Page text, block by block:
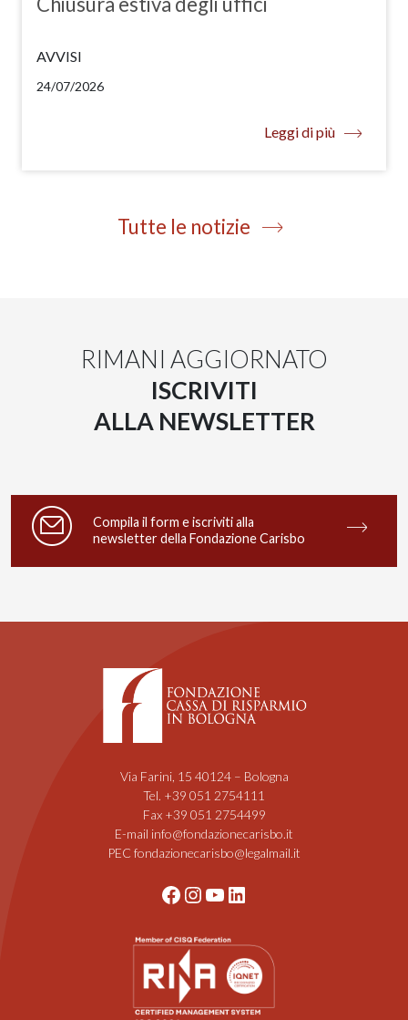
AVVISI
24/07/2026
Leggi di più
Tutte le notizie
RIMANI AGGIORNATO
ISCRIVITI
ALLA NEWSLETTER
Compila il form e iscriviti alla
newsletter della Fondazione Carisbo
Via Farini, 15 40124 – Bologna
Tel. +39 051 2754111
Fax +39 051 2754499
E-mail info@fondazionecarisbo.it
PEC fondazionecarisbo@legalmail.it
Facebook
Instagram
YouTube
LinkedIn